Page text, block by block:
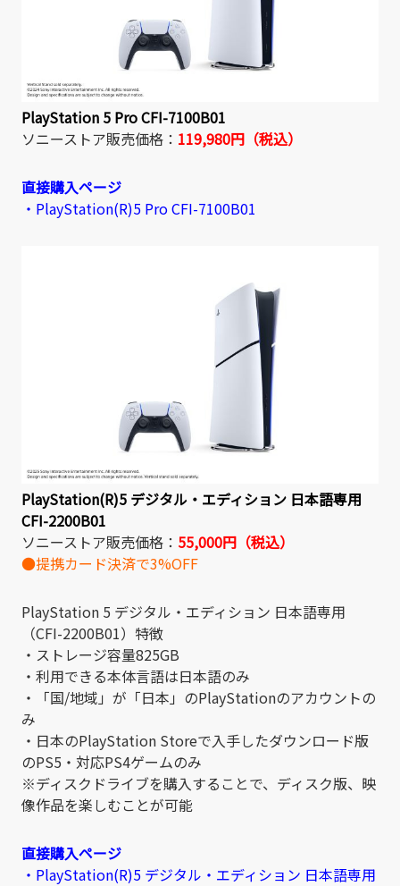
PlayStation 5 Pro CFI-7100B01
ソニーストア販売価格： 119,980円（税込）
直接購入ページ
・PlayStation(R)5 Pro CFI-7100B01
PlayStation(R)5 デジタル・エディション 日本語専用
CFI-2200B01
ソニーストア販売価格： 55,000円（税込）
●提携カード決済で3%OFF
PlayStation 5 デジタル・エディション 日本語専用
（CFI-2200B01）特徴
・ストレージ容量825GB
・利用できる本体言語は日本語のみ
・「国/地域」が「日本」のPlayStationのアカウントの
み
・日本のPlayStation Storeで入手したダウンロード版
のPS5・対応PS4ゲームのみ
※ディスクドライブを購入することで、ディスク版、映
像作品を楽しむことが可能
直接購入ページ
・PlayStation(R)5 デジタル・エディション 日本語専用